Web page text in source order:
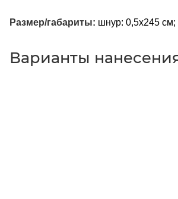
Размер/габариты: шнур: 0,5х245 см;
Варианты